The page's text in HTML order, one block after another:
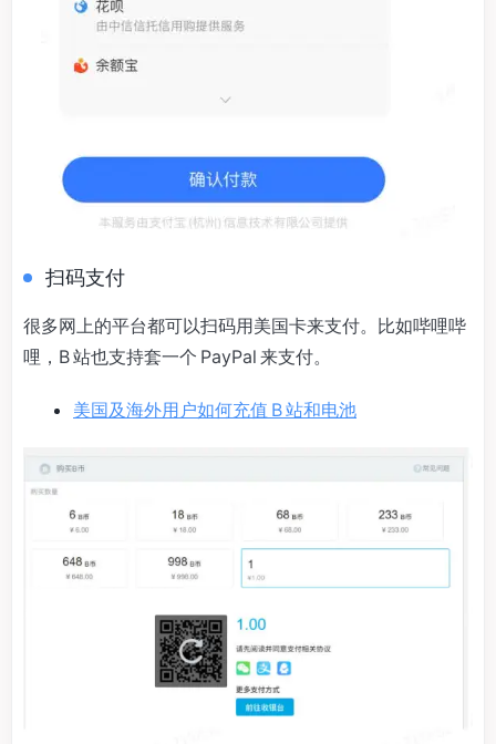
扫码支付
很多网上的平台都可以扫码用美国卡来支付。比如哔哩哔
哩，B 站也支持套一个 PayPal 来支付。
美国及海外用户如何充值 B 站和电池